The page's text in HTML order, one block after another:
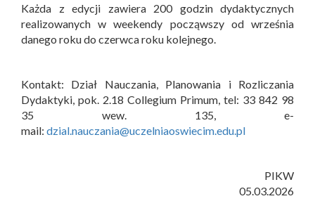
Każda z edycji zawiera 200 godzin dydaktycznych
realizowanych w weekendy począwszy od września
danego roku do czerwca roku kolejnego.
Kontakt: Dział Nauczania, Planowania i Rozliczania
Dydaktyki, pok. 2.18 Collegium Primum, tel: 33 842 98
35 wew. 135, e-
mail: dzial.nauczania@uczelniaoswiecim.edu.pl
PIKW
05.03.2026